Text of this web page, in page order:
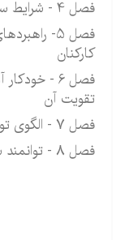
فصل 4 - شرایط سازمانی زمینه ساز توانمند سازی کارکنان
فصل 5-
کارکنان
فصل 6 -
تقویت آن
فصل 7 - الگوی توانمند سازی روان شناختی نیروی انسانی
فصل 8 - توانمند سازی کارکنان و مدیریت آینده